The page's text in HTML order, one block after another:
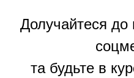
Долучайтеся до
та будьте в